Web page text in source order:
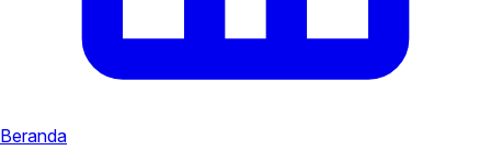
Beranda